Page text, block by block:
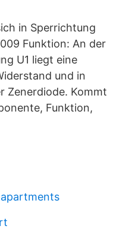
in Sperrichtung
Funktion: An der
U1 liegt eine
und in
Zenerdiode. Kommt
Funktion,